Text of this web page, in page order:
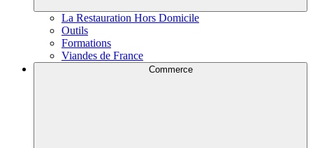
La Restauration Hors Domicile
Outils
Formations
Viandes de France
Commerce